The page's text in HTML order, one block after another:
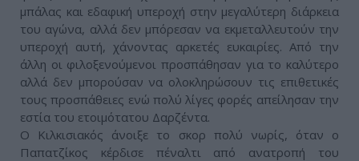
μπάλας και εδαφική υπεροχή στην μεγαλύτερη διάρκεια
του αγώνα, αλλά δεν μπόρεσαν να εκμεταλλευτούν την
υπεροχή αυτή, χάνοντας αρκετές ευκαιρίες. Από την
άλλη οι φιλοξενούμενοι προσπάθησαν για το καλύτερο
αλλά δεν μπορούσαν να ολοκληρώσουν τις επιθετικές
τους προσπάθειες ενώ πολύ λίγες φορές απείλησαν την
εστία του ετοιμότατου Δαρζέντα.
Ο Κιλκισιακός άνοιξε το σκορ πολύ νωρίς, όταν ο
Παπατζίκος κέρδισε πέναλτι από ανατροπή του